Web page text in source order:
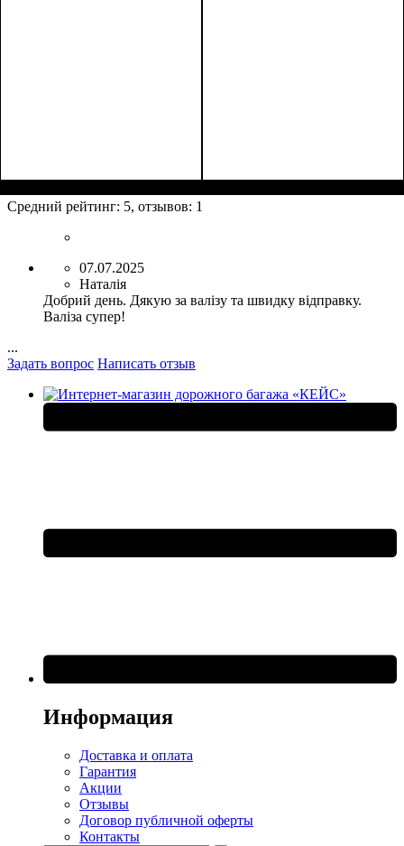
55x37x22
Средний рейтинг: 5, отзывов: 1
07.07.2025
Наталія
Добрий день. Дякую за валізу та швидку відправку.
Валіза супер!
...
Задать вопрос Написать отзыв
Информация
Доставка и оплата
Гарантия
Акции
Отзывы
Договор публичной оферты
Контакты